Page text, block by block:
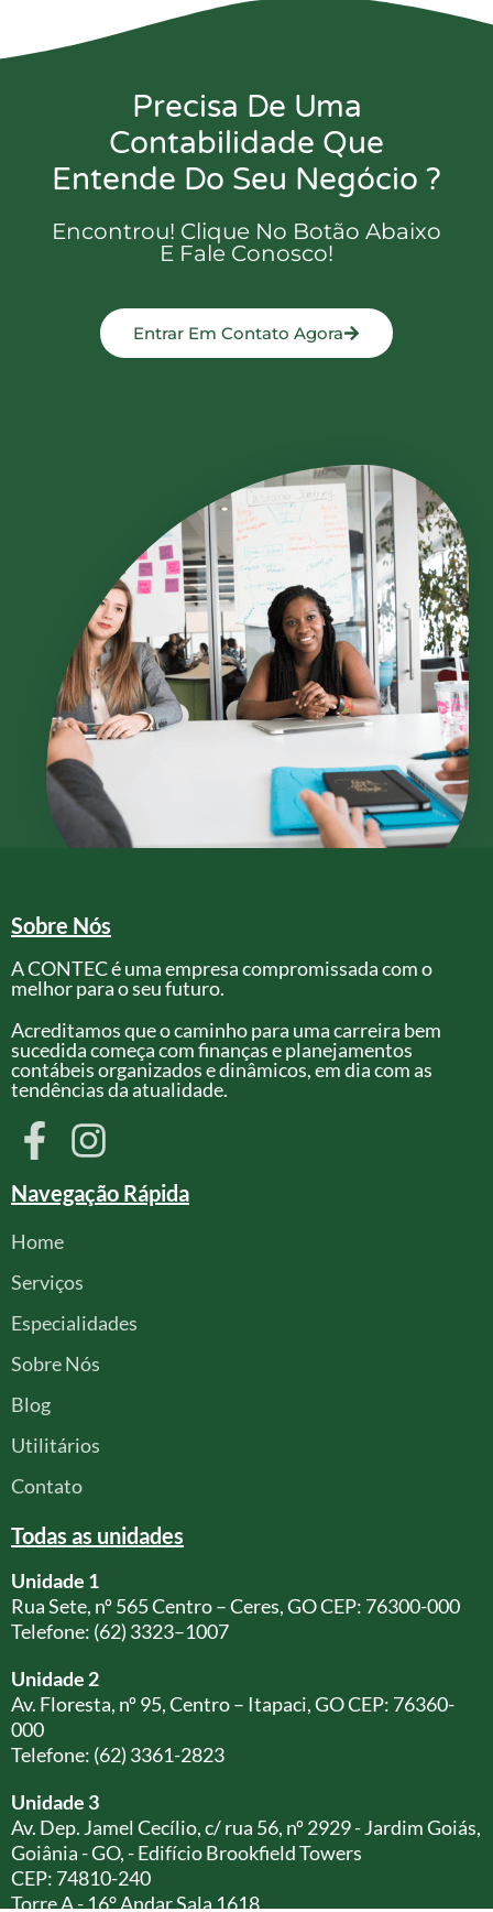
Precisa De Uma
Contabilidade Que
Entende Do Seu Negócio ?
Encontrou! Clique No Botão Abaixo
E Fale Conosco!
Entrar Em Contato Agora
Sobre Nós
A CONTEC é uma empresa compromissada com o
melhor para o seu futuro.
Acreditamos que o caminho para uma carreira bem
sucedida começa com finanças e planejamentos
contábeis organizados e dinâmicos, em dia com as
tendências da atualidade.
Navegação Rápida
Home
Serviços
Especialidades
Sobre Nós
Blog
Utilitários
Contato
Todas as unidades
Unidade 1
Rua Sete, nº 565 Centro – Ceres, GO CEP: 76300-000
Telefone: (62) 3323–1007
Unidade 2
Av. Floresta, nº 95, Centro – Itapaci, GO CEP: 76360-
000
Telefone: (62) 3361-2823
Unidade 3
Av. Dep. Jamel Cecílio, c/ rua 56, nº 2929 - Jardim Goiás,
Goiânia - GO, - Edifício Brookfield Towers
CEP: 74810-240
Torre A - 16° Andar Sala 1618